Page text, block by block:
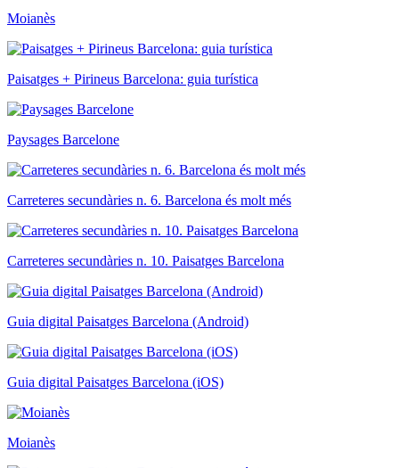
Moianès
Paisatges + Pirineus Barcelona: guia turística
Paysages Barcelone
Carreteres secundàries n. 6. Barcelona és molt més
Carreteres secundàries n. 10. Paisatges Barcelona
Guia digital Paisatges Barcelona (Android)
Guia digital Paisatges Barcelona (iOS)
Moianès